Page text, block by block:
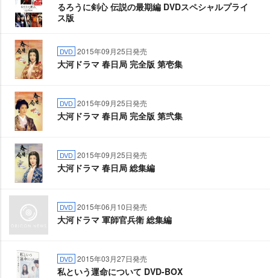
るろうに剣心 伝説の最期編 DVDスペシャルプライ
ス版
DVD 2015年09月25日発売
大河ドラマ 春日局 完全版 第壱集
DVD 2015年09月25日発売
大河ドラマ 春日局 完全版 第弐集
DVD 2015年09月25日発売
大河ドラマ 春日局 総集編
DVD 2015年06月10日発売
大河ドラマ 軍師官兵衛 総集編
DVD 2015年03月27日発売
私という運命について DVD-BOX